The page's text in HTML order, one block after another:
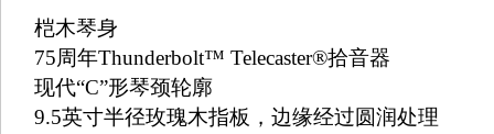
桤木琴身
75周年Thunderbolt™ Telecaster®拾音器
现代“C”形琴颈轮廓
9.5英寸半径玫瑰木指板，边缘经过圆润处理